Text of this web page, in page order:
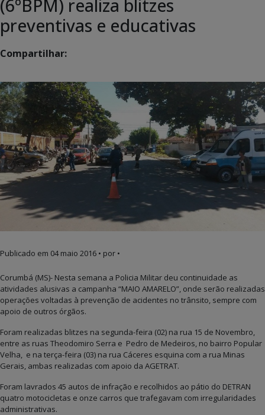
(6ºBPM) realiza blitzes
preventivas e educativas
Compartilhar:
Publicado em 04 maio 2016 • por •
Corumbá (MS)- Nesta semana a Policia Militar deu continuidade as
atividades alusivas a campanha “MAIO AMARELO”, onde serão realizadas
operações voltadas à prevenção de acidentes no trânsito, sempre com
apoio de outros órgãos.
Foram realizadas blitzes na segunda-feira (02) na rua 15 de Novembro,
entre as ruas Theodomiro Serra e Pedro de Medeiros, no bairro Popular
Velha, e na terça-feira (03) na rua Cáceres esquina com a rua Minas
Gerais, ambas realizadas com apoio da AGETRAT.
Foram lavrados 45 autos de infração e recolhidos ao pátio do DETRAN
quatro motocicletas e onze carros que trafegavam com irregularidades
administrativas.